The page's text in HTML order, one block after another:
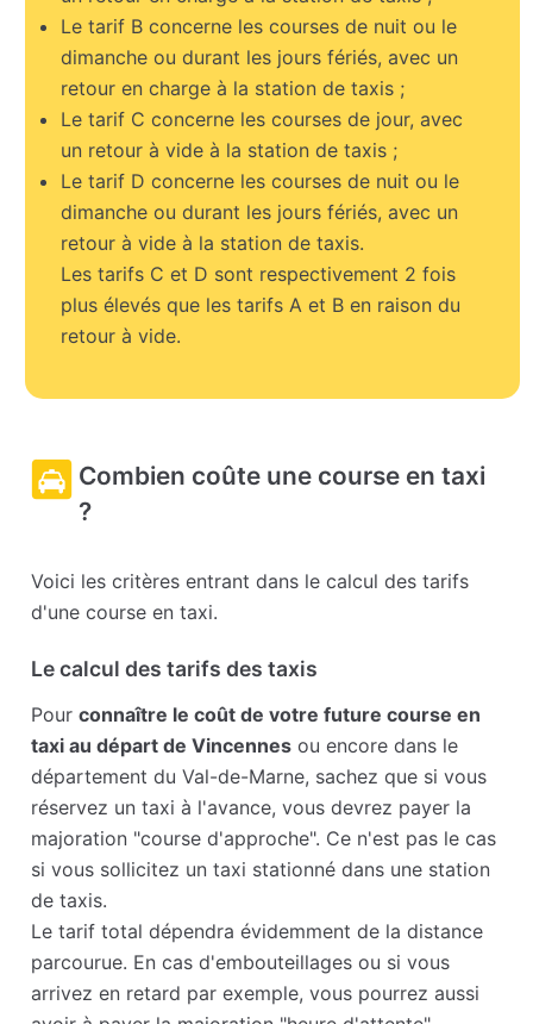
Le tarif B concerne les courses de nuit ou le
dimanche ou durant les jours fériés, avec un
retour en charge à la station de taxis ;
Le tarif C concerne les courses de jour, avec
un retour à vide à la station de taxis ;
Le tarif D concerne les courses de nuit ou le
dimanche ou durant les jours fériés, avec un
retour à vide à la station de taxis.
Les tarifs C et D sont respectivement 2 fois
plus élevés que les tarifs A et B en raison du
retour à vide.
Combien coûte une course en taxi
?
Voici les critères entrant dans le calcul des tarifs
d'une course en taxi.
Le calcul des tarifs des taxis
Pourconnaître le coût de votre future course en
taxi au départ de Vincennes ou encore dans le
département du Val-de-Marne, sachez que si vous
réservez un taxi à l'avance, vous devrez payer la
majoration "course d'approche". Ce n'est pas le cas
si vous sollicitez un taxi stationné dans une station
de taxis.
Le tarif total dépendra évidemment de la distance
parcourue. En cas d'embouteillages ou si vous
arrivez en retard par exemple, vous pourrez aussi